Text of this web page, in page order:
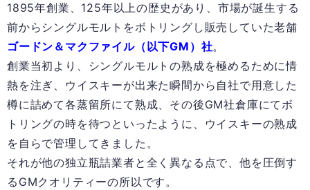
1895年創業、125年以上の歴史があり、市場が誕生する
前からシングルモルトをボトリングし販売していた老舗
ゴードン＆マクファイル（以下GM）社。
創業当初より、シングルモルトの熟成を極めるために情
熱を注ぎ、ウイスキーが出来た瞬間から自社で用意した
樽に詰めて各蒸留所にて熟成、その後GM社倉庫にてボ
トリングの時を待つといったように、ウイスキーの熟成
を自らで管理してきました。
それが他の独立瓶詰業者と全く異なる点で、他を圧倒す
るGMクオリティーの所以です。